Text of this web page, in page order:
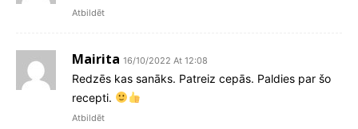
Atbildēt
Mairita 16/10/2022 At 12:08
Redzēs kas sanāks. Patreiz cepās. Paldies par šo
recepti.
Atbildēt